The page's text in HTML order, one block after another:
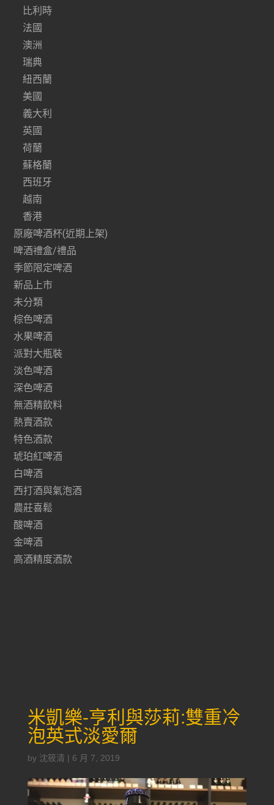
比利時
法國
澳洲
瑞典
紐西蘭
美國
義大利
英國
荷蘭
蘇格蘭
西班牙
越南
香港
原廠啤酒杯(近期上架)
啤酒禮盒/禮品
季節限定啤酒
新品上市
未分類
棕色啤酒
水果啤酒
派對大瓶裝
淡色啤酒
深色啤酒
無酒精飲料
熱賣酒款
特色酒款
琥珀紅啤酒
白啤酒
西打酒與氣泡酒
農莊喜鬆
酸啤酒
金啤酒
高酒精度酒款
米凱樂-亨利與莎莉:雙重冷
泡英式淡愛爾
by 沈筱清 | 6 月 7, 2019